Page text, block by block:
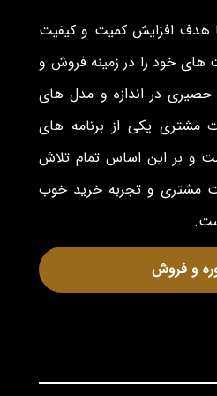
با هدف افزایش کمیت و کیفیت
های خود را در زمینه فروش و
در اندازه و مدل های
مشتری یکی از برنامه های
و بر این اساس تمام تلاش
مشتری و تجربه خرید خوب
و فروش